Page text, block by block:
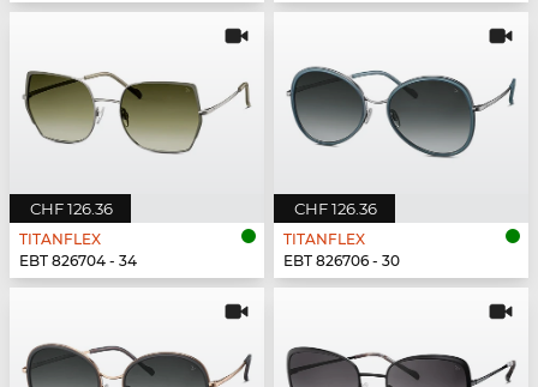
CHF 126.36
TITANFLEX
EBT 826704 - 34
CHF 126.36
TITANFLEX
EBT 826706 - 30